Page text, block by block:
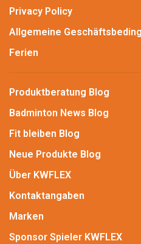
Privacy Policy
Allgemeine
Ferien
Produktberatung Blog
Badminton News Blog
Fit bleiben Blog
Neue Produkte Blog
Über KWFLEX
Kontaktangaben
Marken
Sponsor Spieler KWFLEX